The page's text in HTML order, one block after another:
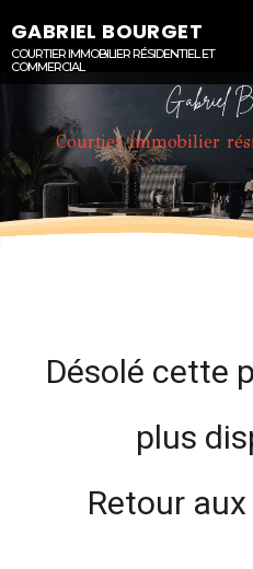
GABRIEL BOURGET
COURTIER IMMOBILIER RÉSIDENTIEL ET
COMMERCIAL
Gabriel
Courtier immobilier
Désolé cette
plus
Retour